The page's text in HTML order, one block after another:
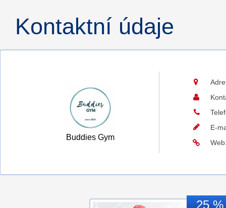
Kontaktní údaje
Buddies Gym
E-
25 %